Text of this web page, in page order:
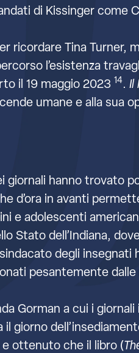
di Kissinger come
ricordare Tina
l’esistenza
il 19 maggio 2023 14. Il
umane e alla sua
giornali hanno trovato
d’ora in avanti
e adolescenti
Stato dell’Indiana,
degli
pesantemente
Gorman a cui i
giorno
ottenuto che il libro (